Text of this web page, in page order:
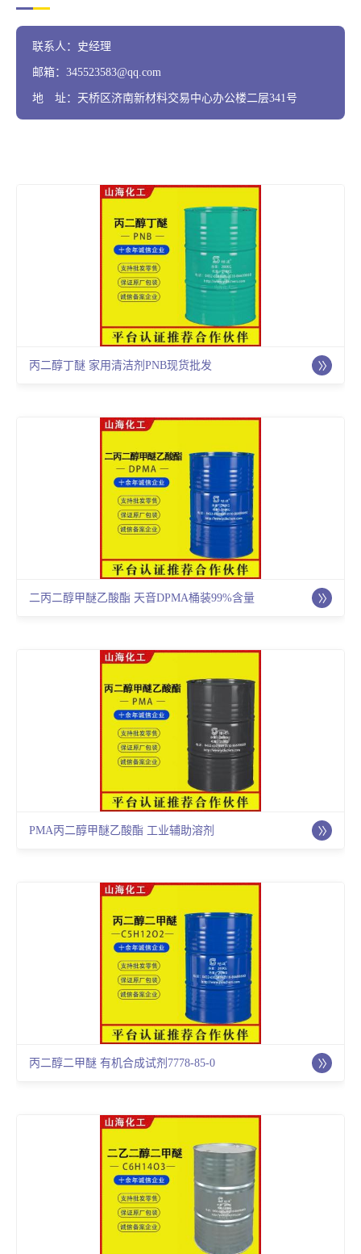
联系人：史经理
邮箱：345523583@qq.com
地 址：天桥区济南新材料交易中心办公楼二层341号
丙二醇丁醚 家用清洁剂PNB现货批发
二丙二醇甲醚乙酸酯 天音DPMA桶装99%含量
PMA丙二醇甲醚乙酸酯 工业辅助溶剂
丙二醇二甲醚 有机合成试剂7778-85-0